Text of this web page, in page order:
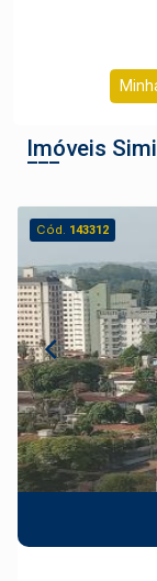
Imóveis
Cód. 143312